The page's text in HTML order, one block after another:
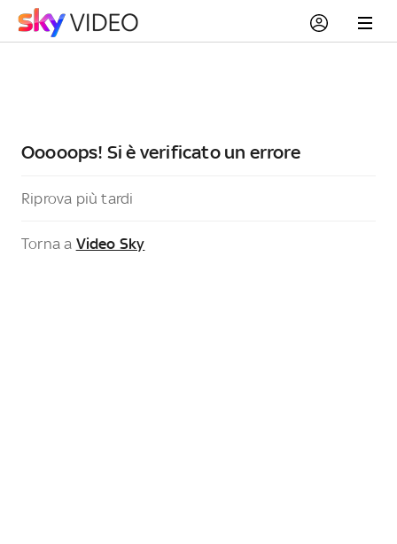
Ooooops! Si è verificato un errore
Riprova più tardi
Torna a Video Sky